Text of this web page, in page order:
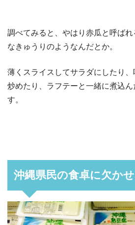
調べてみると、やはり赤瓜と呼ば
なきゅうりのようなんだとか。
薄くスライスしてサラダにしたり
炒めたり、ラフテーと一緒に煮込
す。
沖縄県民の食卓に欠か